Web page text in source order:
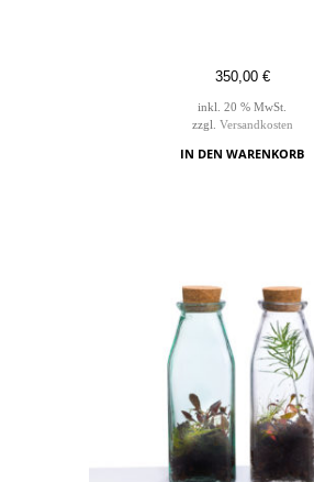
350,00 €
inkl. 20 % MwSt.
zzgl. Versandkosten
IN DEN WARENKORB